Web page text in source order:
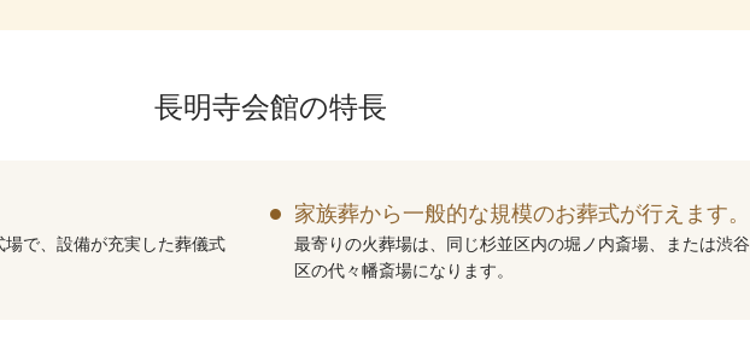
長明寺会館の特長
で、設備が充実した葬儀式
家族葬から一般的な規模のお葬式が行えます。
最寄りの火葬場は、同じ杉並区内の堀ノ内斎場、または渋谷
区の代々幡斎場になります。